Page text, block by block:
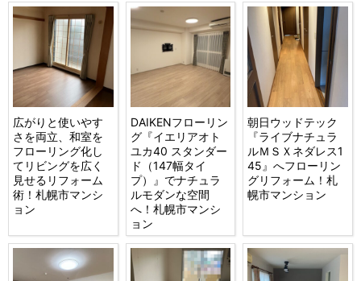
広がりと使いやす
さを両立、和室を
フローリング化し
てリビングを広く
見せるリフォーム
術！札幌市マンシ
ョン
DAIKENフローリン
グ『イエリアオト
ユカ40 スタンダー
ド（147幅タイ
プ）』でナチュラ
ルモダンな空間
へ！札幌市マンシ
ョン
朝日ウッドテック
『ライブナチュラ
ルＭＳＸネダレス1
45』へフローリン
グリフォーム！札
幌市マンション